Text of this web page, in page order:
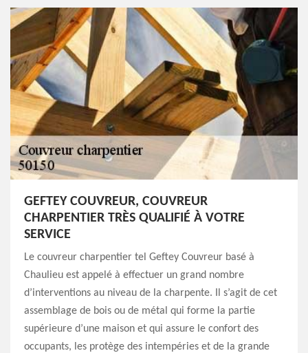
GEFTEY COUVREUR, COUVREUR
CHARPENTIER TRÈS QUALIFIÉ À VOTRE
SERVICE
Le couvreur charpentier tel Geftey Couvreur basé à
Chaulieu est appelé à effectuer un grand nombre
d’interventions au niveau de la charpente. Il s’agit de cet
assemblage de bois ou de métal qui forme la partie
supérieure d’une maison et qui assure le confort des
occupants, les protège des intempéries et de la grande